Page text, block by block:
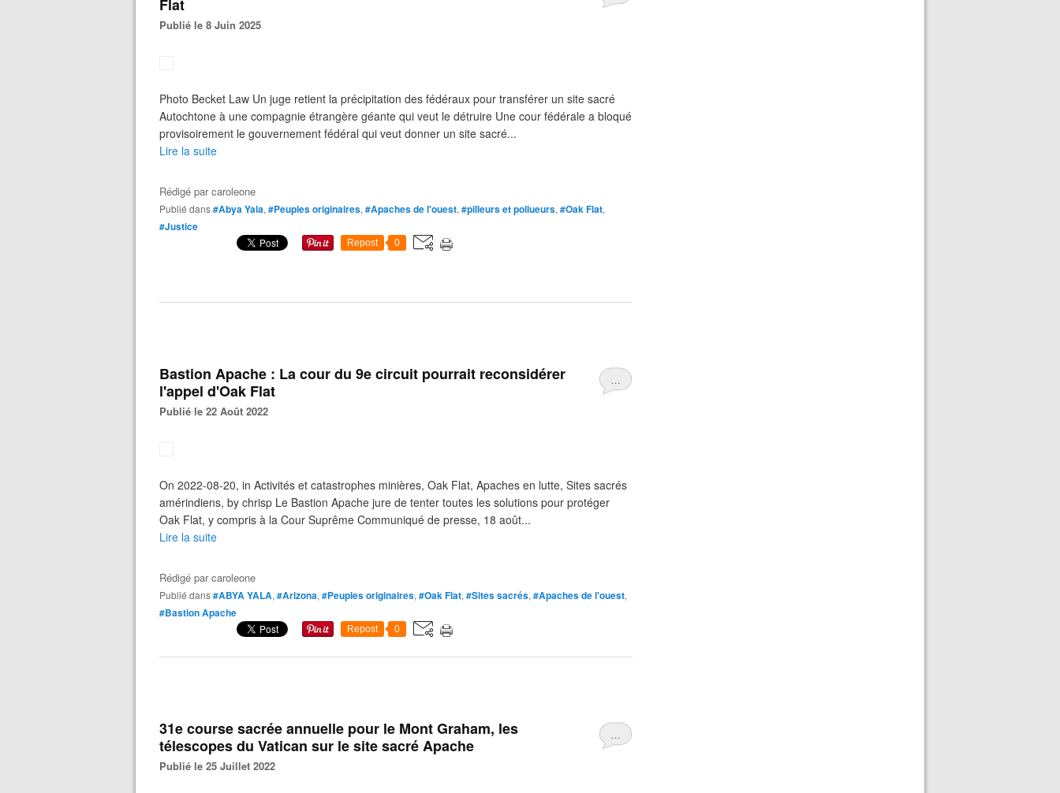
Flat
Publié le 8 Juin 2025
Photo Becket Law Un juge retient la précipitation des fédéraux pour transférer un site sacré
Autochtone à une compagnie étrangère géante qui veut le détruire Une cour fédérale a bloqué
provisoirement le gouvernement fédéral qui veut donner un site sacré...
Lire la suite
Rédigé parcaroleone
Publié dans#Abya Yala, #Peuples originaires, #Apaches de l'ouest, #pilleurs et pollueurs, #Oak Flat,
#Justice
Repost 0
…
Bastion Apache : La cour du 9e circuit pourrait reconsidérer
l'appel d'Oak Flat
Publié le 22 Août 2022
On 2022-08-20, in Activités et catastrophes minières, Oak Flat, Apaches en lutte, Sites sacrés
amérindiens, by chrisp Le Bastion Apache jure de tenter toutes les solutions pour protéger
Oak Flat, y compris à la Cour Suprême Communiqué de presse, 18 août...
Lire la suite
Rédigé parcaroleone
Publié dans#ABYA YALA, #Arizona, #Peuples originaires, #Oak Flat, #Sites sacrés, #Apaches de l'ouest,
#Bastion Apache
Repost 0
…
31e course sacrée annuelle pour le Mont Graham, les
télescopes du Vatican sur le site sacré Apache
Publié le 25 Juillet 2022